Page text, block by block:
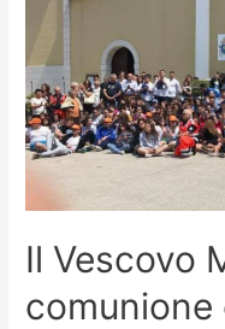
Il Vescovo
comunione